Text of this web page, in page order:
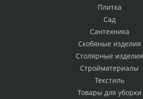
Плитка
Сад
Сантехника
Скобяные изделия
Столярные изделия
Стройматериалы
Текстиль
Товары для уборки